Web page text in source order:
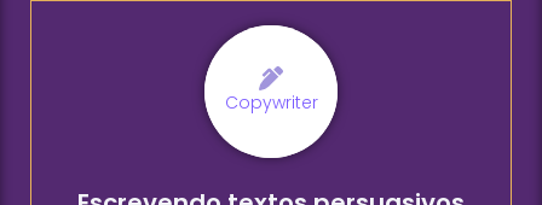
Copywriter